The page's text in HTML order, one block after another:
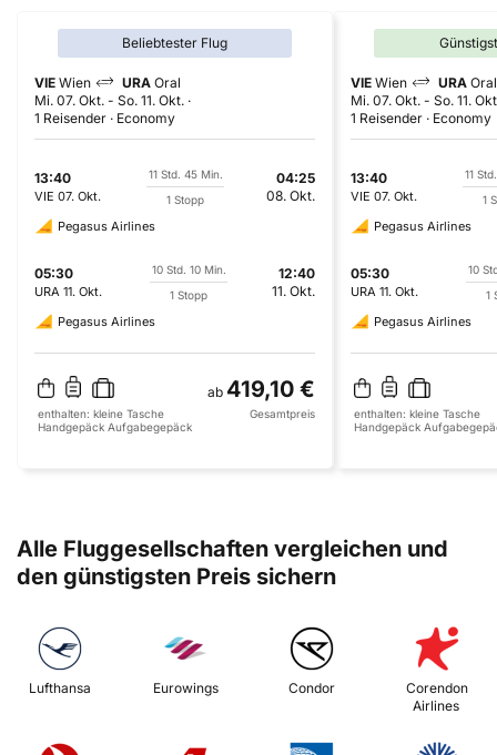
Beliebtester Flug
VIE Wien URA Oral
Mi. 07. Okt. - So. 11. Okt.
1 Reisender
Economy
13:40
VIE 07. Okt.
11 Std. 45 Min.
1 Stopp
04:25
08. Okt.
Pegasus Airlines
05:30
URA 11. Okt.
10 Std. 10 Min.
1 Stopp
12:40
11. Okt.
Pegasus Airlines
ab 419,10 €
enthalten: kleine Tasche
Handgepäck Aufgabegepäck
Gesamtpreis
VIE Wien URA Oral
Mi. 07. Okt. - So. 11.
1 Reisender
Economy
13:40
VIE 07. Okt.
11
1
Pegasus Airlines
05:30
URA 11. Okt.
10
1
Pegasus Airlines
enthalten: kleine Tasche
Handgepäck
Alle Fluggesellschaften vergleichen und
den günstigsten Preis sichern
Lufthansa Eurowings Condor
Corendon
Airlines